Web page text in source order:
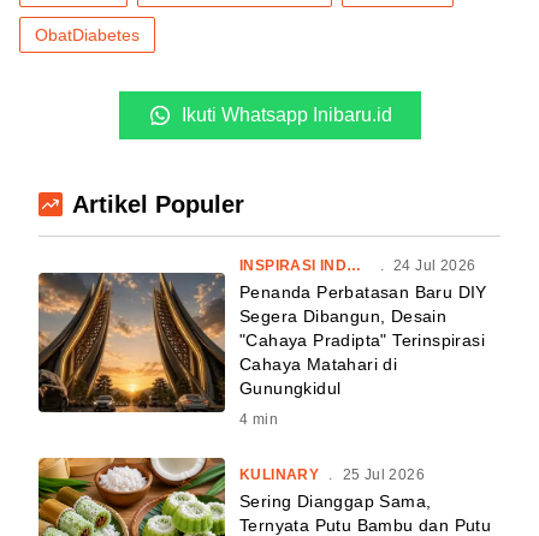
ObatDiabetes
Ikuti Whatsapp Inibaru.id
Artikel Populer
INSPIRASI INDONESIA . 24 Jul 2026
Penanda Perbatasan Baru DIY
Segera Dibangun, Desain
"Cahaya Pradipta" Terinspirasi
Cahaya Matahari di
Gunungkidul
4 min
KULINARY . 25 Jul 2026
Sering Dianggap Sama,
Ternyata Putu Bambu dan Putu